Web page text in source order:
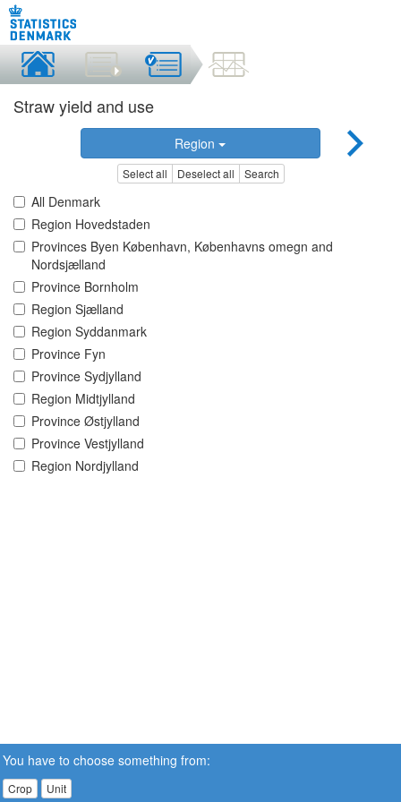
Straw yield and use
Region
Select all Deselect all Search
All Denmark
Region Hovedstaden
Provinces Byen København, Københavns omegn and
Nordsjælland
Province Bornholm
Region Sjælland
Region Syddanmark
Province Fyn
Province Sydjylland
Region Midtjylland
Province Østjylland
Province Vestjylland
Region Nordjylland
You have to choose something from:
Crop Unit